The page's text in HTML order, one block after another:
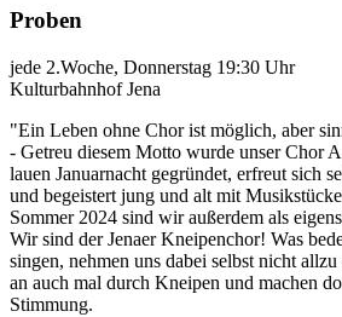
Proben
jede 2.Woche, Donnerstag 19:30 Uhr
Kulturbahnhof Jena
"Ein Leben ohne Chor ist möglich, aber
- Getreu diesem Motto wurde unser Chor
lauen Januarnacht gegründet, erfreut sich
und begeistert jung und alt mit
Sommer 2024 sind wir außerdem als
Wir sind der Jenaer Kneipenchor! Was
singen, nehmen uns dabei selbst nicht
an auch mal durch Kneipen und machen
Stimmung.